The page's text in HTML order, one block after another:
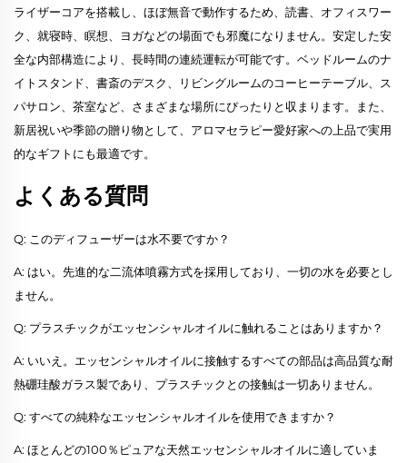
ライザーコアを搭載し、ほぼ無音で動作するため、読書、オフィスワー
ク、就寝時、瞑想、ヨガなどの場面でも邪魔になりません。安定した安
全な内部構造により、長時間の連続運転が可能です。ベッドルームのナ
イトスタンド、書斎のデスク、リビングルームのコーヒーテーブル、ス
パサロン、茶室など、さまざまな場所にぴったりと収まります。また、
新居祝いや季節の贈り物として、アロマセラピー愛好家への上品で実用
的なギフトにも最適です。
よくある質問
Q: このディフューザーは水不要ですか？
A: はい。先進的な二流体噴霧方式を採用しており、一切の水を必要とし
ません。
Q: プラスチックがエッセンシャルオイルに触れることはありますか？
A: いいえ。エッセンシャルオイルに接触するすべての部品は高品質な耐
熱硼珪酸ガラス製であり、プラスチックとの接触は一切ありません。
Q: すべての純粋なエッセンシャルオイルを使用できますか？
A: ほとんどの100％ピュアな天然エッセンシャルオイルに適していま